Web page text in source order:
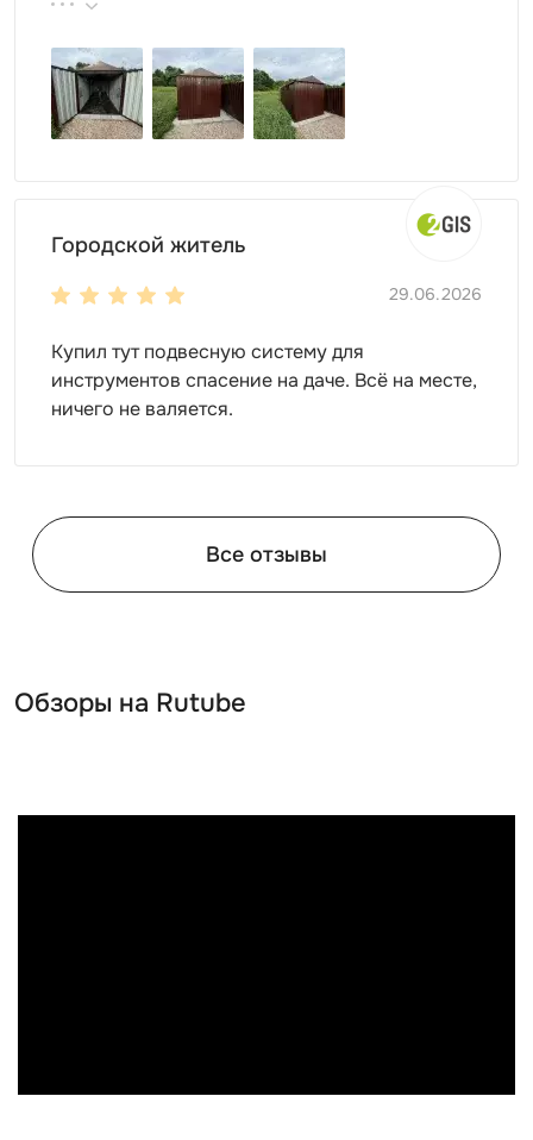
Городской житель
29.06.2026
Купил тут подвесную систему для
инструментов спасение на даче. Всё на месте,
ничего не валяется.
Все отзывы
Обзоры на Rutube